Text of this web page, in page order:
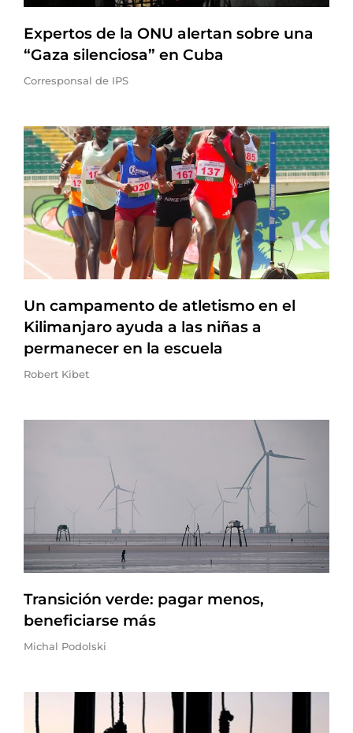
Expertos de la ONU alertan sobre una
“Gaza silenciosa” en Cuba
Corresponsal de IPS
Un campamento de atletismo en el
Kilimanjaro ayuda a las niñas a
permanecer en la escuela
Robert Kibet
Transición verde: pagar menos,
beneficiarse más
Michal Podolski